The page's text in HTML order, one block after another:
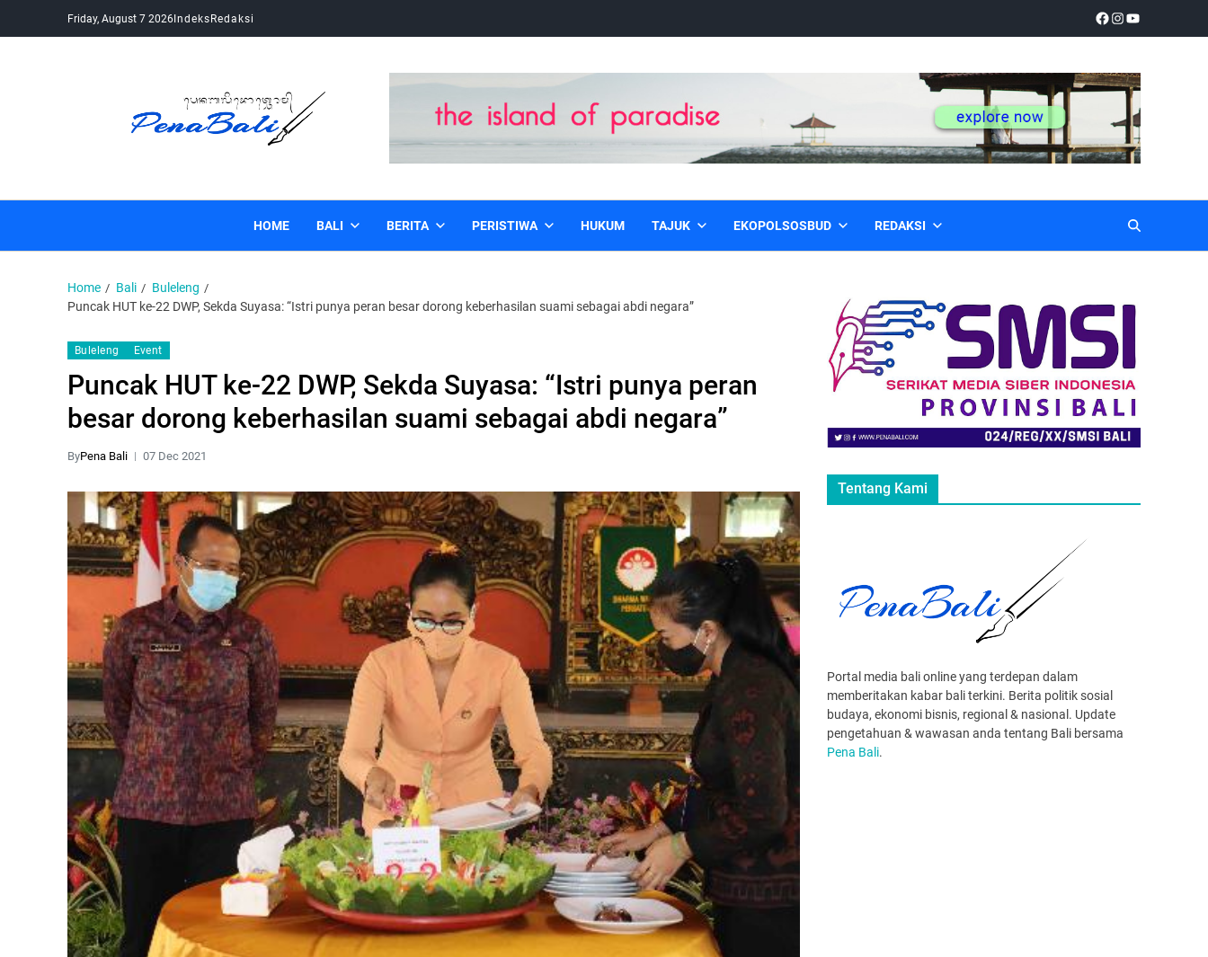
Friday, August 7 2026IndeksRedaksi
HOME BALI BERITA PERISTIWA HUKUM TAJUK EKOPOLSOSBUD REDAKSI
Home Bali
Buleleng
Puncak HUT ke-22 DWP, Sekda Suyasa: “Istri punya peran besar dorong keberhasilan suami sebagai abdi negara”
Buleleng Event
Puncak HUT ke-22 DWP, Sekda Suyasa: “Istri punya peran
besar dorong keberhasilan suami sebagai abdi negara”
ByPena Bali 07 Dec 2021
Tentang Kami
Portal media bali online yang terdepan dalam
memberitakan kabar bali terkini. Berita politik sosial
budaya, ekonomi bisnis, regional & nasional. Update
pengetahuan & wawasan anda tentang Bali bersama
Pena Bali.